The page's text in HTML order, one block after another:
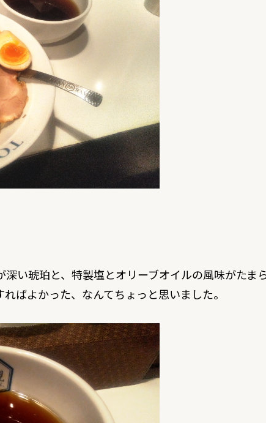
い琥珀と、特製塩とオリーブオイルの風味がたま
ばよかった、なんてちょっと思いました。